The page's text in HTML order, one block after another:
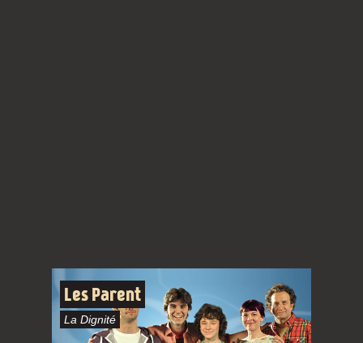
Les Parent
La Dignité